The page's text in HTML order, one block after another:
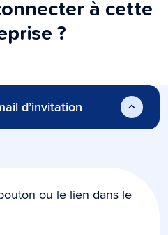
à cette
?
d’invitation
ou le lien dans le